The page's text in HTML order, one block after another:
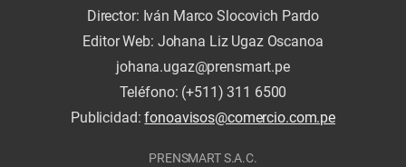
Director: Iván Marco Slocovich Pardo
Editor Web: Johana Liz Ugaz Oscanoa
johana.ugaz@prensmart.pe
Teléfono: (+511) 311 6500
Publicidad:fonoavisos@comercio.com.pe
PRENSMART S.A.C.